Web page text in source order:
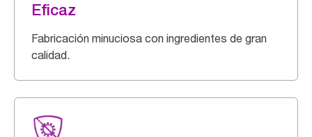
Eficaz
Fabricación minuciosa con ingredientes de gran
calidad.